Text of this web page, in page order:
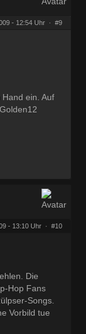
- 12:54 Uhr · #9
Hand ein. Auf
- 13:10 Uhr · #10
Die
Hop Fans
Songs.
Vorbild tue